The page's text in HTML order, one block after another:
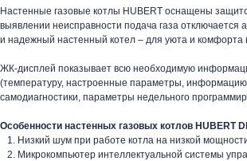
Настенные газовые котлы HUBERT оснащены
выявлении неисправности подача газа отключается
и надежный настенный котел – для уюта и комфорта
ЖК-дисплей показывает всю необходимую
(температуру, настроенные параметры,
самодиагностики, параметры недельного
Особенности настенных газовых котлов HUBERT
Низкий шум при работе котла на низкой
Микрокомпьютер интеллектуальной системы